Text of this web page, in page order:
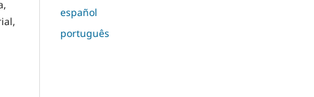
español
português